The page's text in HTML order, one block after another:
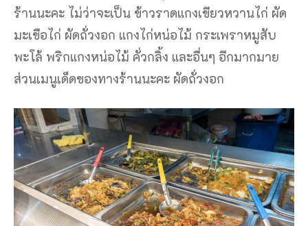
ร้านนะคะ ไม่ว่าจะเป็น ข้าวราดแกงเขียวหวานไก่ ผัด
มะเขือไก่ ผัดถั่วงอก แกงไก่หน่อไม้ กระเพราหมูสับ
พะโล้ พริกแกงหน่อไม้ คั่วกลิ้ง และอื่นๆ อีกมากมาย
ส่วนเมนูเด็ดของทางร้านนะคะ ผัดถั่วงอก